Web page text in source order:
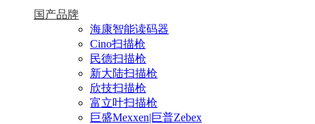
国产品牌
海康智能读码器
Cino扫描枪
民德扫描枪
新大陆扫描枪
欣技扫描枪
富立叶扫描枪
巨盛Mexxen|巨普Zebex